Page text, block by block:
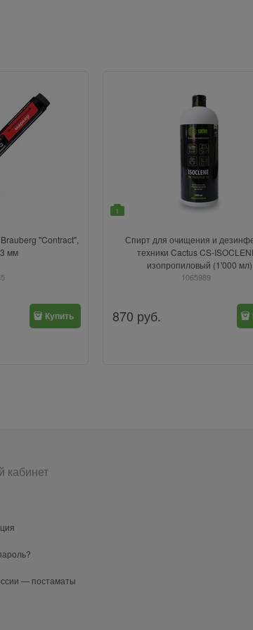
"Contract",
мм
Купить
1
Спирт для очищения и
техники Cactus CS-
изопропиловый (1'000 мл)
1065989
870 руб.
кабинет
— постаматы